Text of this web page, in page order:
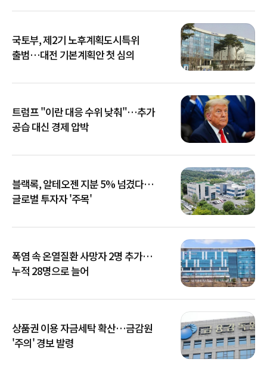
국토부, 제2기 노후계획도시특위
출범…대전 기본계획안 첫 심의
트럼프 "이란 대응 수위 낮춰"…추가
공습 대신 경제 압박
블랙록, 알테오젠 지분 5% 넘겼다…
글로벌 투자자 '주목'
폭염 속 온열질환 사망자 2명 추가…
누적 28명으로 늘어
상품권 이용 자금세탁 확산…금감원
'주의' 경보 발령